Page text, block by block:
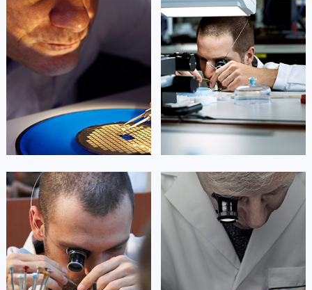
资深帕玛强尼技师
是帕玛强尼售后服务中心
(帕玛强尼保养维修中心)
的高级技师之一
Beijing parmigiani Maintain center
北京帕玛强尼维修
资深帕玛强尼技师
是帕玛强尼售后服务中心
(帕玛强尼保养维修中心)
的高级技师之一
Shanghai parmigiani Maintain center
 上海帕玛强尼维修
艾德琳·亚历桑德拉
资深帕玛强尼技师
是帕玛强尼售后服务中心
(帕玛强尼保养维修中心)
的高级技师之一
Guangzhou parmigiani Maintain
center
艾莉森·安吉莉亚
资深帕玛强尼技师
是帕玛强尼售后服务中心
(帕玛强尼保养维修中心)
的高级技师之一
Shenzhen parmigiani Maintain center